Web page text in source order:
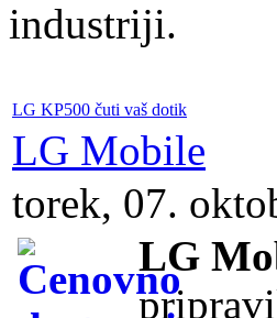
industriji.
LG KP500 čuti vaš dotik
LG Mobile
torek, 07.
LG